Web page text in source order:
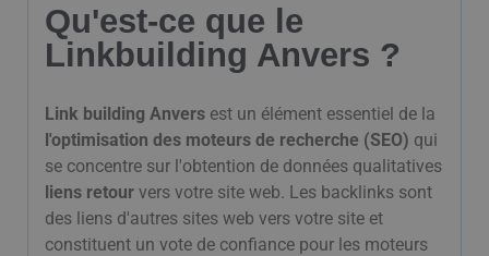
Qu'est-ce que le
Linkbuilding Anvers ?
Link building Anvers est un élément essentiel de la
l'optimisation des moteurs de recherche (SEO) qui
se concentre sur l'obtention de données qualitatives
liens retour vers votre site web. Les backlinks sont
des liens d'autres sites web vers votre site et
constituent un vote de confiance pour les moteurs